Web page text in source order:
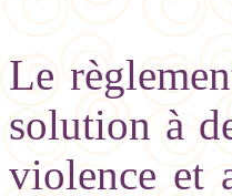
Le
solution à
violence et